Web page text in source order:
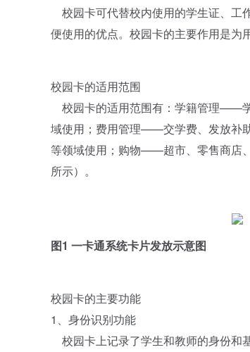
校园卡可代替校内使用的学生证、工
便使用的优点。校园卡的主要作用是为
校园卡的适用范围
校园卡的适用范围有：学籍管理——
域使用；费用管理——交学费、发放补
等领域使用；购物——超市、零售商店
所示）。
图1 一卡通系统卡片发放示意图
校园卡的主要功能
1、身份识别功能
校园卡上记录了学生和教师的身份和